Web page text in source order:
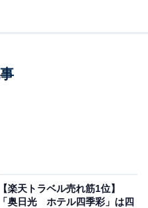
ラ RESORT＆SPA」は
【楽天トラベル売れ筋1位】
「奥日光 ホテル四季彩」は四